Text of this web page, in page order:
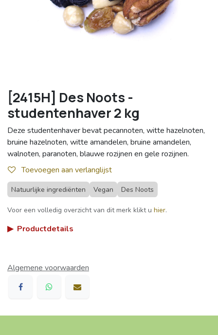
[2415H] Des Noots -
studentenhaver 2 kg
Deze studentenhaver bevat pecannoten, witte hazelnoten,
bruine hazelnoten, witte amandelen, bruine amandelen,
walnoten, paranoten, blauwe rozijnen en gele rozijnen.
Toevoegen aan verlanglijst
Natuurlijke ingrediënten Vegan Des Noots
Voor een volledig overzicht van dit merk klikt u hier.
▶ Productdetails
Algemene voorwaarden